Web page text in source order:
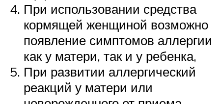
При использовании средства
кормящей женщиной возможно
появление симптомов аллергии
как у матери, так и у ребенка,
При развитии аллергический
реакций у матери или